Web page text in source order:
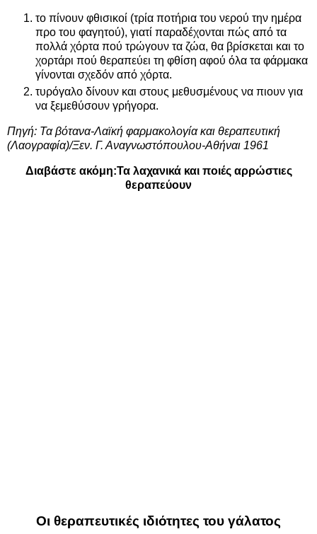
το πίνουν φθισικοί (τρία ποτήρια του νερού την ημέρα
προ του φαγητού), γιατί παραδέχονται πώς από τα
πολλά χόρτα πού τρώγουν τα ζώα, θα βρίσκεται και το
χορτάρι πού θεραπεύει τη φθίση αφού όλα τα φάρμακα
γίνονται σχεδόν από χόρτα.
τυρόγαλο δίνουν και στους μεθυσμένους να πιουν για
να ξεμεθύσουν γρήγορα.
Πηγή: Τα βότανα-Λαϊκή φαρμακολογία και θεραπευτική
(Λαογραφία)/Ξεν. Γ. Αναγνωστόπουλου-Αθήναι 1961
Διαβάστε ακόμη:Τα λαχανικά και ποιές αρρώστιες
θεραπεύουν
Οι θεραπευτικές ιδιότητες του γάλατος